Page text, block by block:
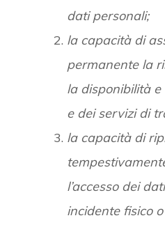
dati personali;
la capacità di
permanente la
la disponibilità
e dei servizi di
la capacità di
l’accesso dei
incidente fisico